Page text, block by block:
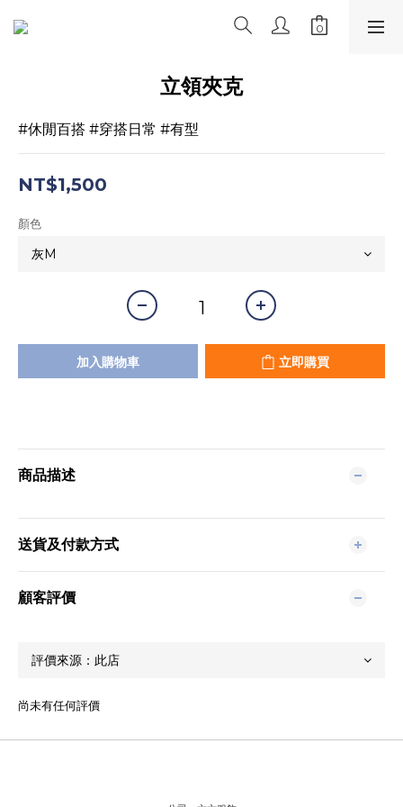
立領夾克
#休閒百搭 #穿搭日常 #有型
NT$1,500
顏色
加入購物車 立即購買
商品描述
送貨及付款方式
顧客評價
尚未有任何評價